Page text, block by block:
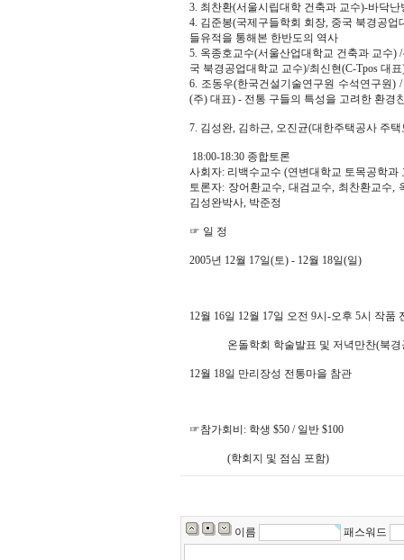
3. 최찬환(서울시립대학 건축과 교수)-바닥
4. 김준봉(국제구들학회 회장, 중국 북경공
들유적을 통해본 한반도의 역사
5. 옥종호교수(서울산업대학교 건축과 교수
국 북경공업대학교 교수)/최신현(C-Tpos 대
6. 조동우(한국건설기술연구원 수석연구원)
(주) 대표) - 전통 구들의 특성을 고려한 환경
7. 김성완, 김하근, 오진균(대한주택공사 주
18:00-18:30 종합토론
사회자: 리백수교수 (연변대학교 토목공학과
토론자: 장어환교수, 대검교수, 최찬환교수,
김성완박사, 박준정
☞ 일 정
2005년 12월 17일(토) - 12월 18일(일)
12월 16일 12월 17일 오전 9시-오후 5시 작품
온돌학회 학술발표 및 저녁만찬(
12월 18일 만리장성 전통마을 참관
☞참가회비: 학생 $50 / 일반 $100
(학회지 및 점심 포함)
이름 패스워드